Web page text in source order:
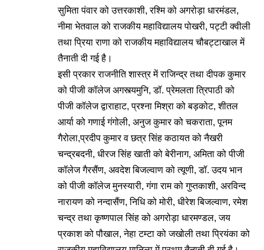
सुमिता पंवार को उत्तरकाशी, रश्मि को अगरोड़ा धारमंडल,
नीमा भेतवाल को राजकीय महाविद्यालय पोखरी, पट्टी क्वीली
तथा प्रिया राणा को राजकीय महाविद्यालय चौबट्टाखाल में
तैनाती दी गई है।
इसी प्रकार राजनीति शास्त्र में राजिन्द्र तथा दीपक कुमार
को पीजी कॉलेज अगस्त्यमुनि, डॉ. प्रेमलता त्रिपाठी को
पीजी कॉलेज द्वाराहाट, प्रश्ना मिश्रा को बड़कोट, शीतल
आर्या को गणाई गंगोली, अनुज कुमार को चकराता, पूनम
गैरोला,प्रदीप कुमार व छत्र सिंह कठायत को नैखरी
चन्द्रबदनी, धीरज सिंह खाती को बेरीनाग, अमिता को पीजी
कॉलेज गैरसैंण, अवदेश बिजल्वाण को त्यूणी, डॉ. उदय भान
को पीजी कॉलेज मुनस्यारी, गंगा राम को गुप्तकाशी, अरविन्द
नारायण को नन्दासैंण, निधि को मोरी, धीरेश बिजल्वाण, रमेश
चन्द्र तथा कृष्णपाल सिंह को अगरोड़ा धारमण्डल, जय
प्रकाश को पौखाल, नेहा टम्टा को जखोली तथा प्रियंका को